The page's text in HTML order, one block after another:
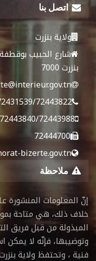
اتصل بنا
ولاية بنزرت
شارع الحبيب بوقطفة
بنزرت 7000
72443822
72443840/72443988
72444700
bizerte.gov.tn
ملاحظة
إنّ المعلومات
خلاف ذلك، هي متاحة
المبذولة من قبل فريق
وتوضيبها، فإنّه لا
فنية ، وتحتفظ ولاية